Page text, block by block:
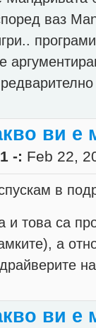
ваз
ви е
-: Feb 22,
в
и това са
а
ви е